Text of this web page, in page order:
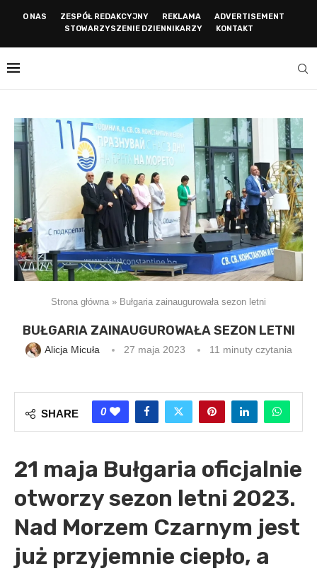
O NAS ZESPÓŁ REDAKCYJNY REKLAMA
ADVERTISEMENT
STOWARZYSZENIE DZIENNIKARZY
KONTAKT
Strona główna » Bułgaria zainaugurowała sezon letni
BUŁGARIA ZAINAUGUROWAŁA SEZON LETNI
Alicja Micuła 27 maja 2023 11 minuty czytania
SHARE 0
21 maja Bułgaria oficjalnie
otworzy sezon letni 2023.
Nad Morzem Czarnym jest
już przyjemnie ciepło, a